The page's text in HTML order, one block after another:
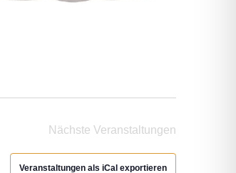
Nächste Veranstaltungen
Veranstaltungen als iCal exportieren